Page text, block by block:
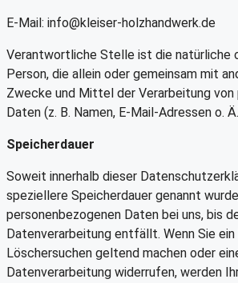
E-Mail: info@kleiser-holzhandwerk.de
Verantwortliche Stelle ist die natürliche
Person, die allein oder gemeinsam mit
Zwecke und Mittel der Verarbeitung von
Daten (z. B. Namen, E-Mail-Adressen o.
Speicherdauer
Soweit innerhalb dieser
speziellere Speicherdauer genannt
personenbezogenen Daten bei uns, bis
Datenverarbeitung entfällt. Wenn Sie
Löschersuchen geltend machen oder
Datenverarbeitung widerrufen, werden